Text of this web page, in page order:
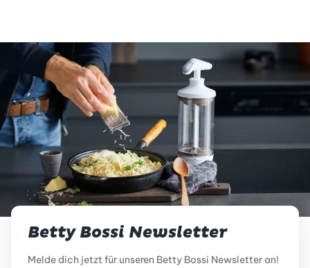
Betty Bossi Newsletter
Melde dich jetzt für unseren Betty Bossi Newsletter an!